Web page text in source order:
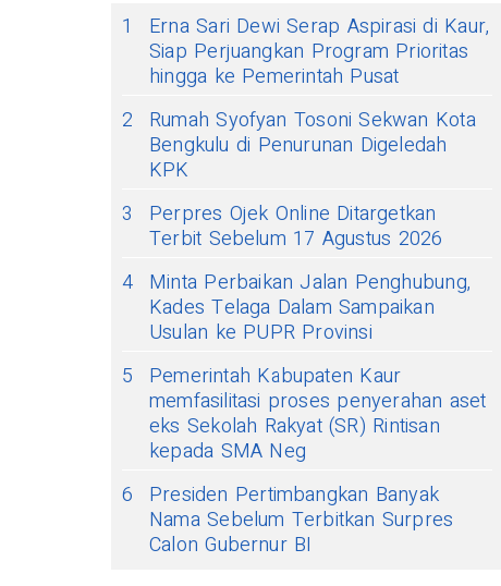
1
Erna Sari Dewi Serap Aspirasi di Kaur,
Siap Perjuangkan Program Prioritas
hingga ke Pemerintah Pusat
2
Rumah Syofyan Tosoni Sekwan Kota
Bengkulu di Penurunan Digeledah
KPK
3
Perpres Ojek Online Ditargetkan
Terbit Sebelum 17 Agustus 2026
4 Minta Perbaikan Jalan Penghubung,
Kades Telaga Dalam Sampaikan
Usulan ke PUPR Provinsi
5
Pemerintah Kabupaten Kaur
memfasilitasi proses penyerahan aset
eks Sekolah Rakyat (SR) Rintisan
kepada SMA Neg
6
Presiden Pertimbangkan Banyak
Nama Sebelum Terbitkan Surpres
Calon Gubernur BI